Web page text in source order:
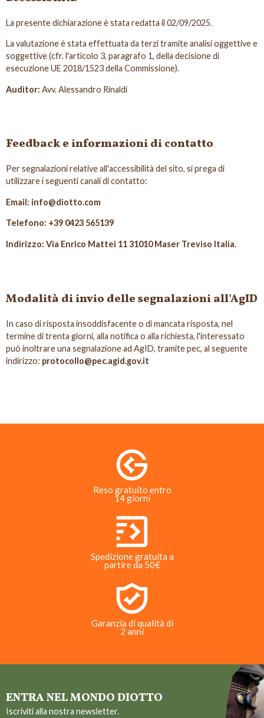
La presente dichiarazione è stata redatta il 02/09/2025.
La valutazione è stata effettuata da terzi tramite analisi oggettive e
soggettive (cfr. l'articolo 3, paragrafo 1, della decisione di
esecuzione UE 2018/1523 della Commissione).
Auditor: Avv. Alessandro Rinaldi
Feedback e informazioni di contatto
Per segnalazioni relative all'accessibilità del sito, si prega di
utilizzare i seguenti canali di contatto:
Email: info@diotto.com
Telefono: +39 0423 565139
Indirizzo: Via Enrico Mattei 11 31010 Maser Treviso Italia.
Modalità di invio delle segnalazioni all'AgID
In caso di risposta insoddisfacente o di mancata risposta, nel
termine di trenta giorni, alla notifica o alla richiesta, l'interessato
può inoltrare una segnalazione ad AgID, tramite pec, al seguente
indirizzo: protocollo@pec.agid.gov.it
Reso gratuito entro
14 giorni
Spedizione gratuita a
partire da 50€
Garanzia di qualità di
2 anni
ENTRA NEL MONDO DIOTTO
Iscriviti alla nostra newsletter.